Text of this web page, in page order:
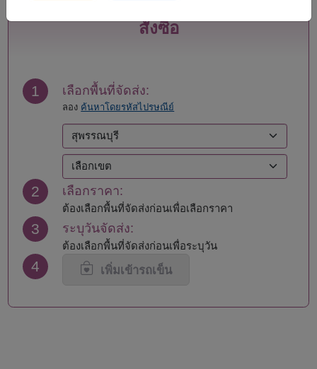
ฉะเชิงเทรา
ชลบุรี - พัทยา
เชียงราย
เชียงใหม่
ตรัง
ตราด
ตาก
นครนายก
นครปฐม
นครพนม
นครราชสีมา
นครศรีธรรมราช
นครสวรรค์
นนทบุรี
ระยอง
สกลนคร
สมุทรสาคร
สิงห์บุรี
สั่งซื้อ
1 เลือกพื้นที่จัดส่ง:
ลอง ค้นหาโดยรหัสไปรษณีย์
2 เลือกราคา:
ต้องเลือกพื้นที่จัดส่งก่อนเพื่อเลือกราคา
3 ระบุวันจัดส่ง:
ต้องเลือกพื้นที่จัดส่งก่อนเพื่อระบุวัน
4 เพิ่มเข้ารถเข็น